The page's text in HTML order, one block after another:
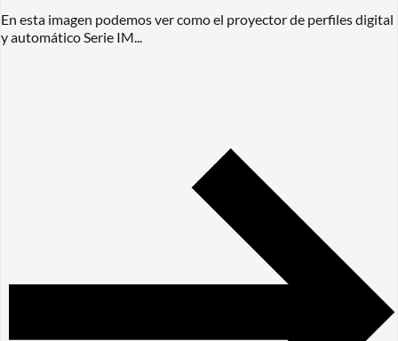
En esta imagen podemos ver como el proyector de perfiles digital
y automático Serie IM...